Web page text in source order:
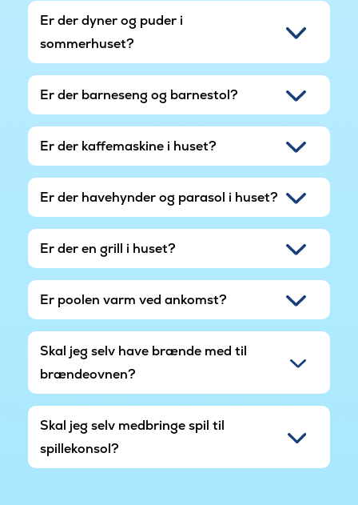
Er der dyner og puder i
sommerhuset?
Er der barneseng og barnestol?
Er der kaffemaskine i huset?
Er der havehynder og parasol i huset?
Er der en grill i huset?
Er poolen varm ved ankomst?
Skal jeg selv have brænde med til
brændeovnen?
Skal jeg selv medbringe spil til
spillekonsol?